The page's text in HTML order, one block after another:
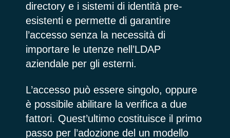
directory e i sistemi di identità pre-
esistenti e permette di garantire
l’accesso senza la necessità di
importare le utenze nell’LDAP
aziendale per gli esterni.
L’accesso può essere singolo, oppure
è possibile abilitare la verifica a due
fattori. Quest’ultimo costituisce il primo
passo per l’adozione del un modello